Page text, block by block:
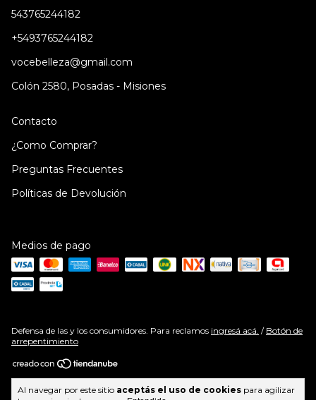
Al navegar por este sitio aceptás el uso de cookies para agilizar
543765244182
+5493765244182
vocebelleza@gmail.com
Colón 2580, Posadas - Misiones
Contacto
¿Como Comprar?
Preguntas Frecuentes
Políticas de Devolución
Medios de pago
Defensa de las y los consumidores. Para reclamos ingresá acá. / Botón de
arrepentimiento
Copyright PraVocé | Cosméticos y Belleza | Envíos a todo el país - 2026.
Todos los derechos reservados.